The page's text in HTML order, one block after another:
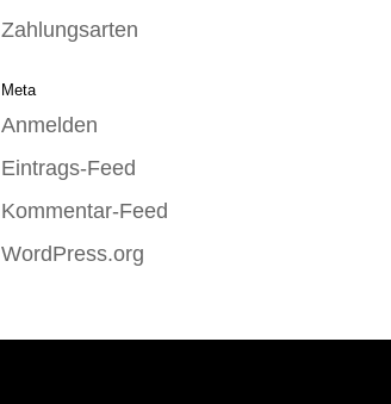
Zahlungsarten
Meta
Anmelden
Eintrags-Feed
Kommentar-Feed
WordPress.org